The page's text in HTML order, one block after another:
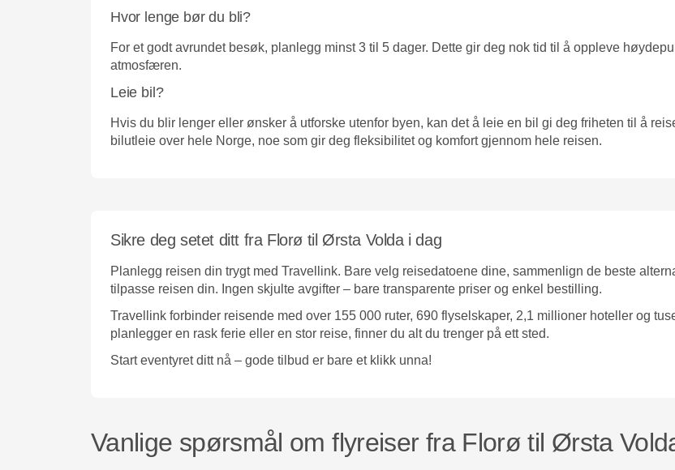
Hvor lenge bør du bli?
For et godt avrundet besøk, planlegg minst 3 til 5 dager. Dette gir deg nok tid til å oppleve
atmosfæren.
Leie bil?
Hvis du blir lenger eller ønsker å utforske utenfor byen, kan det å leie en bil gi deg friheten til å
bilutleie over hele Norge, noe som gir deg fleksibilitet og komfort gjennom hele reisen.
Sikre deg setet ditt fra Florø til Ørsta Volda i dag
Planlegg reisen din trygt med Travellink. Bare velg reisedatoene dine, sammenlign de beste
tilpasse reisen din. Ingen skjulte avgifter – bare transparente priser og enkel bestilling.
Travellink forbinder reisende med over 155 000 ruter, 690 flyselskaper, 2,1 millioner hoteller og
planlegger en rask ferie eller en stor reise, finner du alt du trenger på ett sted.
Start eventyret ditt nå – gode tilbud er bare et klikk unna!
Vanlige spørsmål om flyreiser fra Florø til Ørsta